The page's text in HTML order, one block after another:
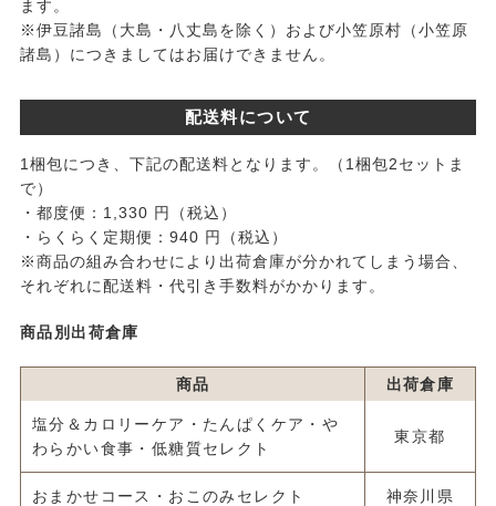
ます。
※伊豆諸島（大島・八丈島を除く）および小笠原村（小笠原
諸島）につきましてはお届けできません。
配送料について
1梱包につき、下記の配送料となります。（1梱包2セットま
で）
・都度便：1,330 円（税込）
・らくらく定期便：940 円（税込）
※商品の組み合わせにより出荷倉庫が分かれてしまう場合、
それぞれに配送料・代引き手数料がかかります。
商品別出荷倉庫
商品 出荷倉庫
塩分＆カロリーケア・たんぱくケア・や
わらかい食事・低糖質セレクト
東京都
おまかせコース・おこのみセレクト 神奈川県